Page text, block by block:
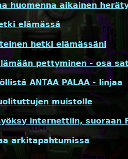
huomenna aikainen
elämässä
hetki elämässäni
pettyminen - osa
ANTAA PALAA - linjaa
muistolle
internettiin, suoraan
arkitapahtumissa